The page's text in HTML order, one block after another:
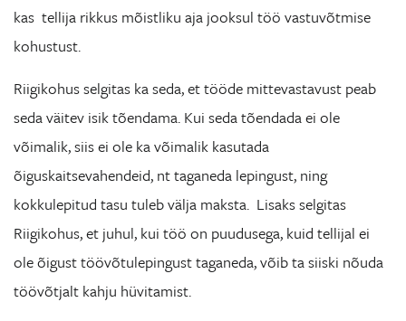
kas tellija rikkus mõistliku aja jooksul töö vastuvõtmise
kohustust.
Riigikohus selgitas ka seda, et tööde mittevastavust peab
seda väitev isik tõendama. Kui seda tõendada ei ole
võimalik, siis ei ole ka võimalik kasutada
õiguskaitsevahendeid, nt taganeda lepingust, ning
kokkulepitud tasu tuleb välja maksta. Lisaks selgitas
Riigikohus, et juhul, kui töö on puudusega, kuid tellijal ei
ole õigust töövõtulepingust taganeda, võib ta siiski nõuda
töövõtjalt kahju hüvitamist.